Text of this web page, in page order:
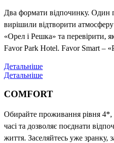
Два формати відпочинку. Один
вирішили відтворити
«Орел і Решка» та перевірити,
Favor Park Hotel. Favor Smart –
Детальніше
Детальніше
COMFORT
Обирайте проживання рівня 4*,
часі та дозволяє поєднати
життя. Заселяйтесь уже зранку,